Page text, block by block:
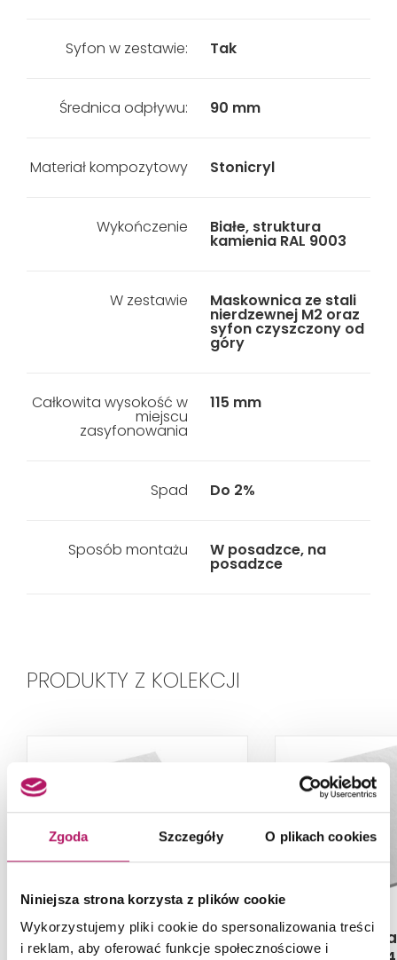
Zgoda Szczegóły O plikach cookies
Niniejsza strona korzysta z plików cookie
Wykorzystujemy pliki cookie do spersonalizowania treści
i reklam, aby oferować funkcje społecznościowe i
Syfon w zestawie: Tak
Średnica odpływu: 90 mm
Materiał kompozytowy Stonicryl
Wykończenie Białe, struktura
kamienia RAL 9003
W zestawie Maskownica ze stali
nierdzewnej M2 oraz
syfon czyszczony od
góry
Całkowita wysokość w
miejscu
zasyfonowania
115 mm
Spad Do 2%
Sposób montażu W posadzce, na
posadzce
PRODUKTY Z KOLEKCJI
Schedpol Kalait White
Schedpol